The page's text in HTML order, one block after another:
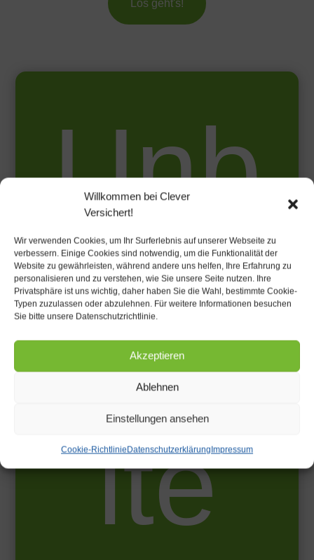
Willkommen bei Clever
Versichert!
Wir verwenden Cookies, um Ihr Surferlebnis auf unserer Webseite zu
verbessern. Einige Cookies sind notwendig, um die Funktionalität der
Website zu gewährleisten, während andere uns helfen, Ihre Erfahrung zu
personalisieren und zu verstehen, wie Sie unsere Seite nutzen. Ihre
Privatsphäre ist uns wichtig, daher haben Sie die Wahl, bestimmte Cookie-
Typen zuzulassen oder abzulehnen. Für weitere Informationen besuchen
Sie bitte unsere Datenschutzrichtlinie.
Akzeptieren
Ablehnen
Einstellungen ansehen
Cookie-RichtlinieDatenschutzerklärungImpressum
Los geht's!
Unb
ezah
lte